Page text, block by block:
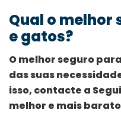
Qual o melhor
e gatos?
O melhor seguro
das suas
isso, contacte a
melhor e mais